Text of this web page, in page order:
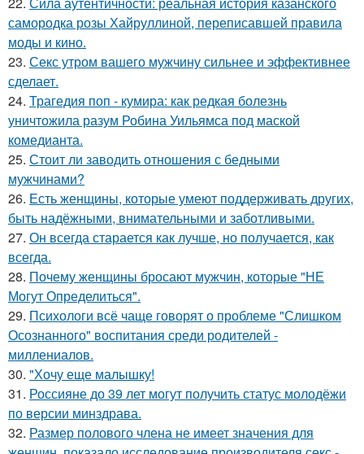
самородка розы Хайруллиной, переписавшей правила
моды и кино.
23. Секс утром вашего мужчину сильнее и эффективнее
сделает.
24. Трагедия поп - кумира: как редкая болезнь
уничтожила разум Робина Уильямса под маской
комедианта.
25. Стоит ли заводить отношения с бедными
мужчинами?
26. Есть женщины, которые умеют поддерживать других,
быть надёжными, внимательными и заботливыми.
27. Он всегда старается как лучше, но получается, как
всегда.
28. Почему женщины бросают мужчин, которые "НЕ
Могут Определиться".
29. Психологи всё чаще говорят о проблеме "Слишком
Осознанного" воспитания среди родителей -
миллениалов.
30. "Хочу еще малышку!
31. Россияне до 39 лет могут получить статус молодёжи
по версии минздрава.
32. Размер полового члена не имеет значения для